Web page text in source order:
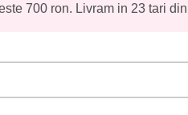
700 ron. Livram in 23 tari